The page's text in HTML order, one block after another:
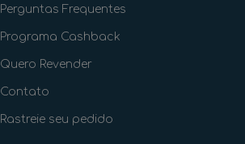
Perguntas Frequentes
Programa Cashback
Quero Revender
Contato
Rastreie seu pedido